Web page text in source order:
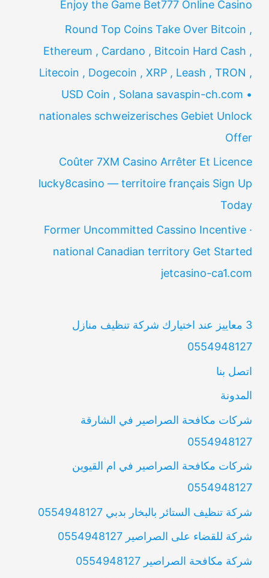
Enjoy the Game Bet777 Online Casino
Round Top Coins Take Over Bitcoin ,
Ethereum , Cardano , Bitcoin Hard Cash ,
Litecoin , Dogecoin , XRP , Leash , TRON ,
USD Coin , Solana savaspin-ch.com •
nationales schweizerisches Gebiet Unlock
Offer
Coûter 7XM Casino Arrêter Et Licence
lucky8casino — territoire français Sign Up
Today
Former Uncommitted Cassino Incentive ·
national Canadian territory Get Started
jetcasino-ca1.com
3 معاييز عند اختيارك شركة تنظيف منازل
0554948127
اتصل بنا
المدونة
شركات مكافحة الصراصير في الشارقة
0554948127
شركات مكافحة الصراصير في ام القيوين
0554948127
شركة تنظيف الستائر بالبخار بدبي 0554948127
شركة للقضاء على الصراصير 0554948127
شركة مكافحة الصراصير 0554948127